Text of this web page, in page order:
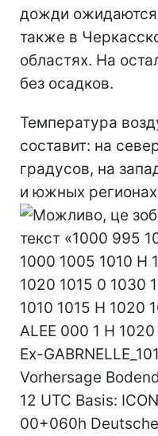
дожди ожидаются
также в
областях. На
без осадков.
Температура
составит: на
градусов, на
и южных